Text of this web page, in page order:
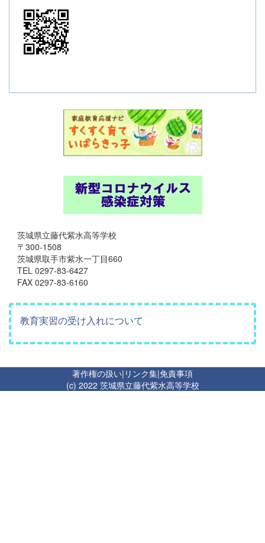
茨城県立藤代紫水高等学校
〒300-1508
茨城県取手市紫水一丁目660
TEL 0297-83-6427
FAX 0297-83-6160
教育実習の受け入れについて
著作権の扱い| リンク集|免責事項
(c) 2022 茨城県立藤代紫水高等学校